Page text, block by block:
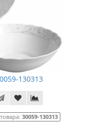
130313
30059-130313